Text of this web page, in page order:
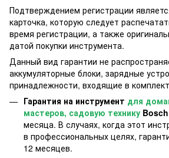
Подтверждением регистрации
карточка, которую следует
время регистрации, а также
датой покупки инструмента.
Данный вид гарантии не
аккумуляторные блоки, зарядные
принадлежности, входящие в
Гарантия на инструмент для
мастеров, садовую технику Bosch
месяца. В случаях, когда этот
в профессиональных целях,
12 месяцев.